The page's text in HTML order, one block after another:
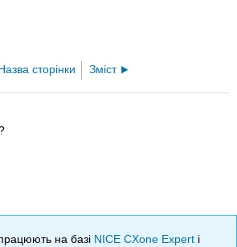
Назва сторінки Зміст
на базі NICE CXone Expert і